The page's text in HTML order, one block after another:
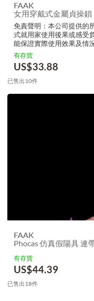
FAAK
女用穿戴式金屬貞操鎖
免責聲明：本公司提供的
式就用家使用後果或感受
能保證實際使用效果及情
生產商無需要以任何方式
的損毀，受傷或者任何傷害
有存貨
US$33.88
已售出10件
FAAK
Phocas 仿真假陽具 連
有存貨
US$44.39
已售出18件